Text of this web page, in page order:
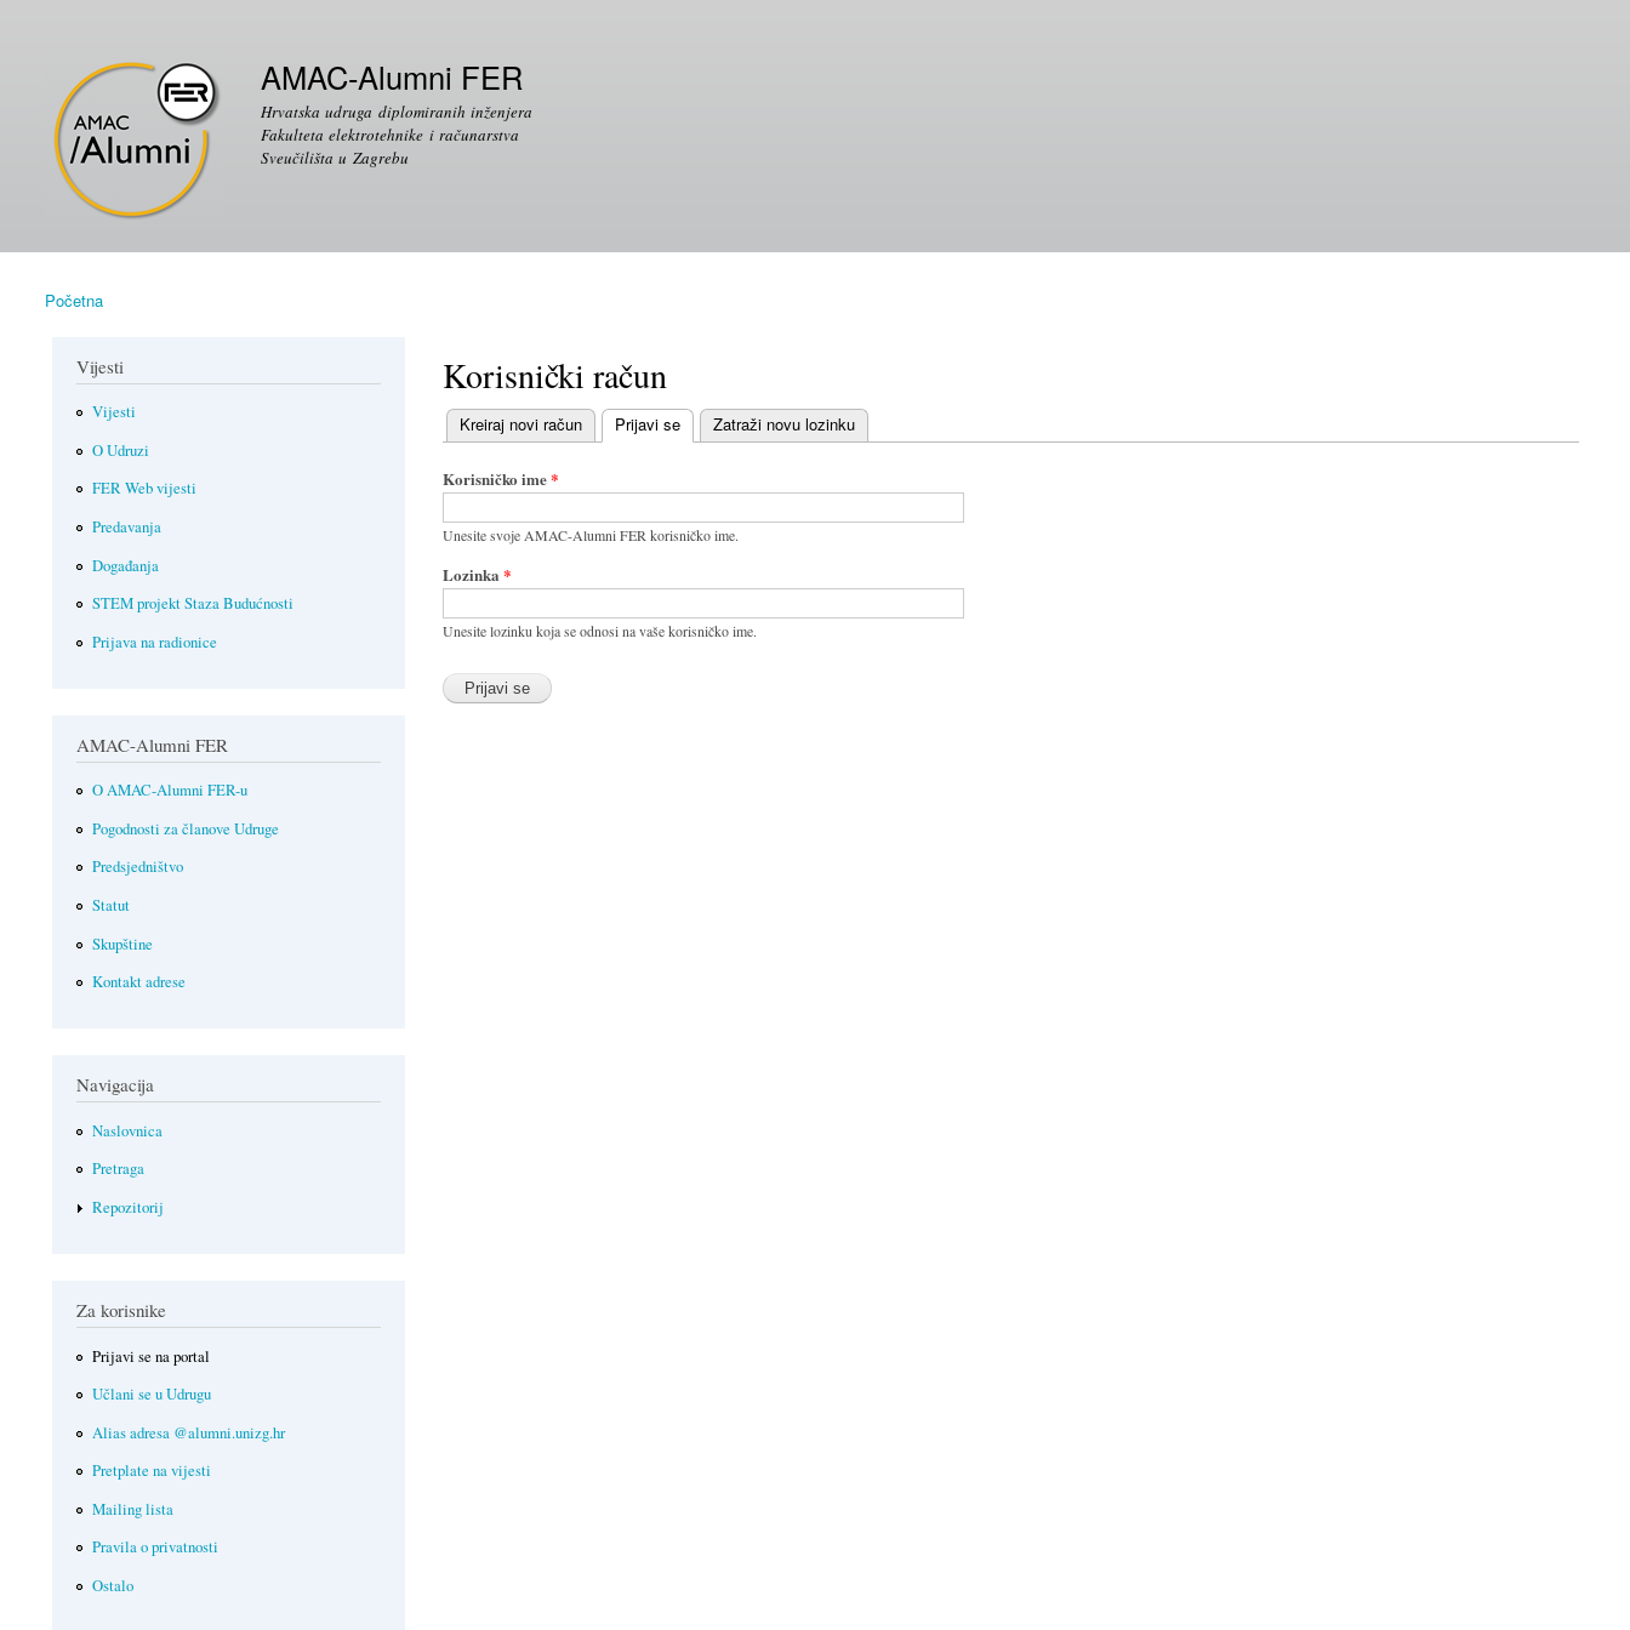
AMAC-Alumni FER
Hrvatska udruga diplomiranih inženjera
Fakulteta elektrotehnike i računarstva
Sveučilišta u Zagrebu
Vi ste ovdje
Početna
Korisnički račun
Primarni tabovi
Kreiraj novi račun Prijavi se
(aktivni tab) Zatraži novu lozinku
Korisničko ime*
Unesite svoje AMAC-Alumni FER korisničko ime.
Lozinka *
Unesite lozinku koja se odnosi na vaše korisničko ime.
Vijesti
Vijesti
O Udruzi
FER Web vijesti
Predavanja
Događanja
STEM projekt Staza Budućnosti
Prijava na radionice
AMAC-Alumni FER
O AMAC-Alumni FER-u
Pogodnosti za članove Udruge
Predsjedništvo
Statut
Skupštine
Kontakt adrese
Navigacija
Naslovnica
Pretraga
Repozitorij
Za korisnike
Prijavi se na portal
Učlani se u Udrugu
Alias adresa @alumni.unizg.hr
Pretplate na vijesti
Mailing lista
Pravila o privatnosti
Ostalo